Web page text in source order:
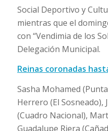
Social Deportivo y
mientras que el
con “Vendimia de los
Delegación Municipal.
Reinas coronadas
Sasha Mohamed
Herrero (El
(Cuadro Nacional),
Guadalupe Riera